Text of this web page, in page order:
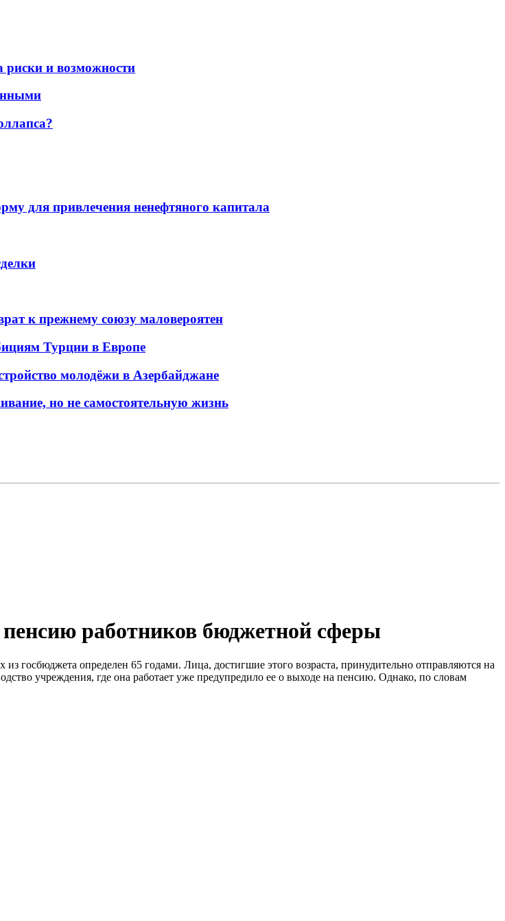
и возможности
для привлечения ненефтяного капитала
к прежнему союзу маловероятен
Турции в Европе
молодёжи в Азербайджане
но не самостоятельную жизнь
работников бюджетной сферы
госбюджета определен 65 годами. Лица, достигшие этого возраста, принудительно отправляются на
учреждения, где она работает уже предупредило ее о выходе на пенсию. Однако, по словам